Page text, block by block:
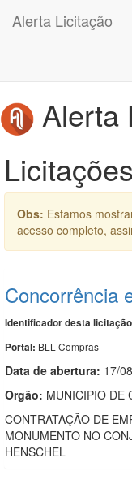
Alerta Licitação
Alerta
Obs: Estamos
acesso completo,
Concorrência
Identificador desta
Portal: BLL Compras
Data de abertura: 17/
Orgão: MUNICIPIO DE
CONTRATAÇÃO DE
MONUMENTO NO
HENSCHEL